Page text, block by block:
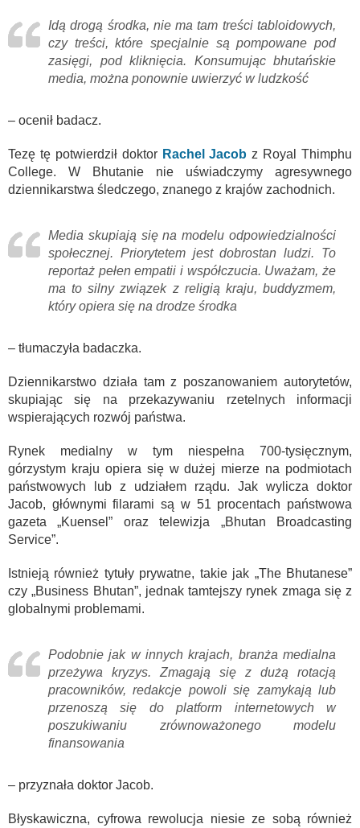
Idą drogą środka, nie ma tam treści tabloidowych,
czy treści, które specjalnie są pompowane pod
zasięgi, pod kliknięcia. Konsumując bhutańskie
media, można ponownie uwierzyć w ludzkość
– ocenił badacz.
Tezę tę potwierdził doktor Rachel Jacob z Royal Thimphu
College. W Bhutanie nie uświadczymy agresywnego
dziennikarstwa śledczego, znanego z krajów zachodnich.
Media skupiają się na modelu odpowiedzialności
społecznej. Priorytetem jest dobrostan ludzi. To
reportaż pełen empatii i współczucia. Uważam, że
ma to silny związek z religią kraju, buddyzmem,
który opiera się na drodze środka
– tłumaczyła badaczka.
Dziennikarstwo działa tam z poszanowaniem autorytetów,
skupiając się na przekazywaniu rzetelnych informacji
wspierających rozwój państwa.
Rynek medialny w tym niespełna 700-tysięcznym,
górzystym kraju opiera się w dużej mierze na podmiotach
państwowych lub z udziałem rządu. Jak wylicza doktor
Jacob, głównymi filarami są w 51 procentach państwowa
gazeta „Kuensel” oraz telewizja „Bhutan Broadcasting
Service”.
Istnieją również tytuły prywatne, takie jak „The Bhutanese”
czy „Business Bhutan”, jednak tamtejszy rynek zmaga się z
globalnymi problemami.
Podobnie jak w innych krajach, branża medialna
przeżywa kryzys. Zmagają się z dużą rotacją
pracowników, redakcje powoli się zamykają lub
przenoszą się do platform internetowych w
poszukiwaniu zrównoważonego modelu
finansowania
– przyznała doktor Jacob.
Błyskawiczna, cyfrowa rewolucja niesie ze sobą również